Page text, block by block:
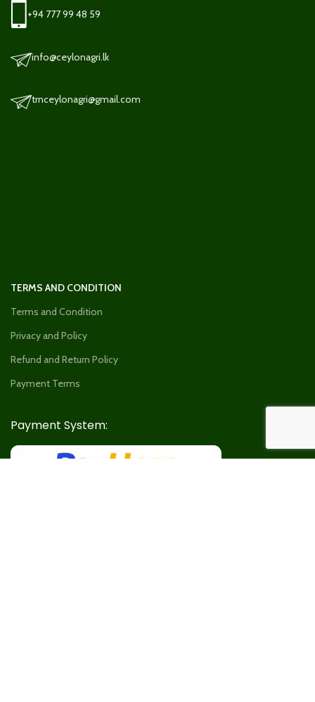
+94 777 99 48 59
info@ceylonagri.lk
trnceylonagri@gmail.com
TERMS AND CONDITION
Terms and Condition
Privacy and Policy
Refund and Return Policy
Payment Terms
Payment System: